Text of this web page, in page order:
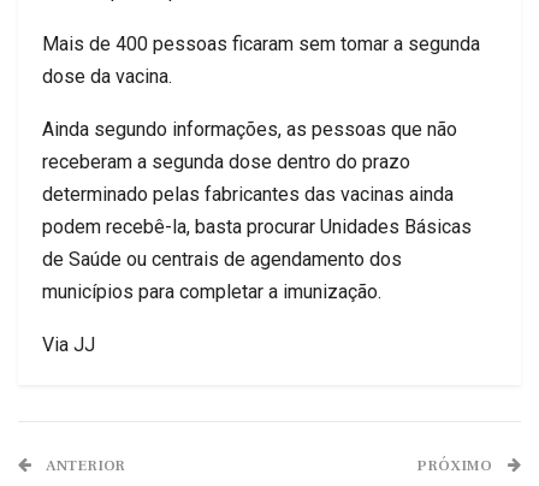
Mais de 400 pessoas ficaram sem tomar a segunda
dose da vacina.
Ainda segundo informações, as pessoas que não
receberam a segunda dose dentro do prazo
determinado pelas fabricantes das vacinas ainda
podem recebê-la, basta procurar Unidades Básicas
de Saúde ou centrais de agendamento dos
municípios para completar a imunização.
Via JJ
ANTERIOR PRÓXIMO